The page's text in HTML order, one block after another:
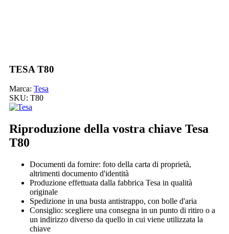
TESA T80
Marca: Tesa
SKU: T80
Riproduzione della vostra chiave Tesa
T80
Documenti da fornire: foto della carta di proprietà,
altrimenti documento d'identità
Produzione effettuata dalla fabbrica Tesa in qualità
originale
Spedizione in una busta antistrappo, con bolle d'aria
Consiglio: scegliere una consegna in un punto di ritiro o a
un indirizzo diverso da quello in cui viene utilizzata la
chiave